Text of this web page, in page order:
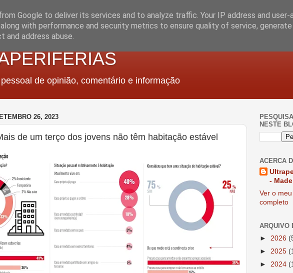
de opinião, comentário e informação
26, 2023
de um terço dos jovens não têm habitação estável
NESTE
ACERCA
-
Ver o meu
completo
ARQUIVO
► 2026
► 2025
► 2024
Google to deliver its services and to analyze traffic. Your IP address and user-
with performance and security metrics to ensure quality of service, generate
address abuse.